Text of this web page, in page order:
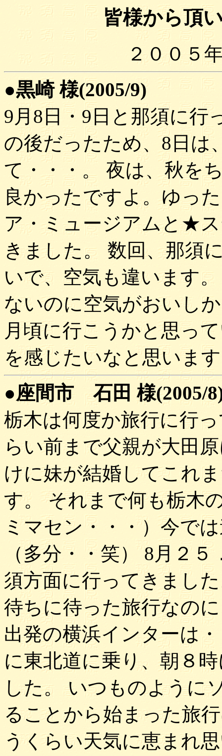
皆様から頂
２００５
●黒崎 様(2005/9)
9月8日・9日と那須に行
の後だったため、8日は
て・・・。 夜は、秋を
良かったですよ。ゆっ
ア・ミュージアムと★
きました。 数回、那須
いで、空気も違います
ないのに空気がおいし
月頃に行こうかと思っ
を感じたいなと思いま
●座間市 石田 様(2005/
栃木は何度か旅行に行
らい前まで父親が大田
けに妹が結婚してこれ
す。 それまで何も栃木
ミマセン・・・）今で
（多分・・笑） 8月２
須方面に行ってきまし
待ちに待った旅行なの
出発の横浜インターは
に東北道に乗り、朝８
した。 いつものように
ることから始まった旅
うくらい天気に恵まれ